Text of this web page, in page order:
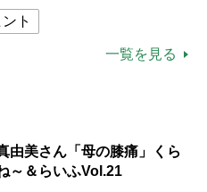
ト
術
ービス
一覧を見る
由美さん「母の膝痛」くら
～＆らいふVol.21